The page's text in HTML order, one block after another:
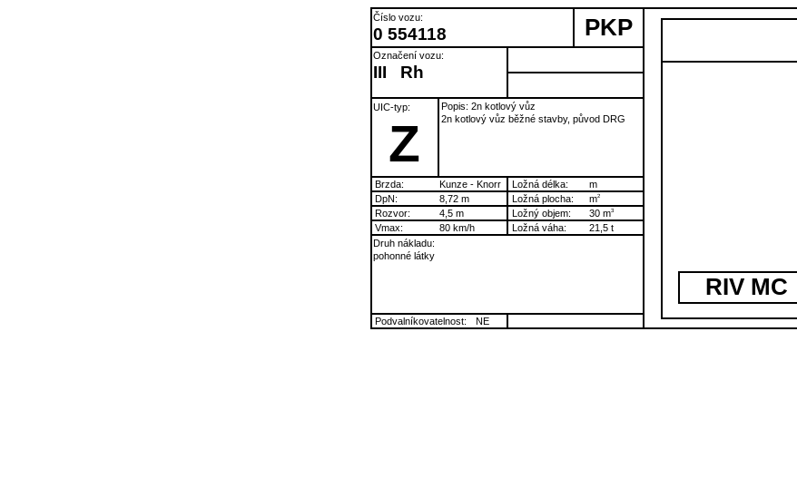
Číslo vozu:
0 554118 PKP
RIV MC
Označení vozu:
III Rh
UIC-typ:
Z
Popis: 2n kotlový vůz
2n kotlový vůz běžné stavby, původ DRG
Brzda: Kunze - Knorr Ložná délka:
m
DpN:
8,72 m Ložná plocha: m2
Rozvor: 4,5 m Ložný objem: 30 m3
Vmax: 80 km/h Ložná váha:
21,5 t
Druh nákladu:
pohonné látky
Podvalníkovatelnost: NE